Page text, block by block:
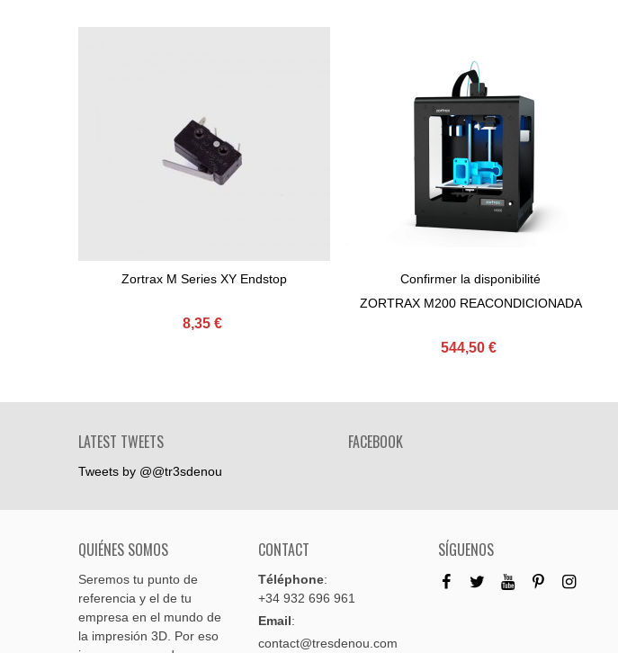
Ajouter Au Panier
Zortrax M Series XY Endstop
8,35 €
View More
Confirmer la disponibilité
ZORTRAX M200 REACONDICIONADA
544,50 €
LATEST TWEETS
Tweets by @@tr3sdenou
FACEBOOK
QUIÉNES SOMOS
Seremos tu punto de
referencia y el de tu
empresa en el mundo de
la impresión 3D. Por eso
CONTACT
Téléphone:
+34 932 696 961
Email:
contact@tresdenou.com
SÍGUENOS